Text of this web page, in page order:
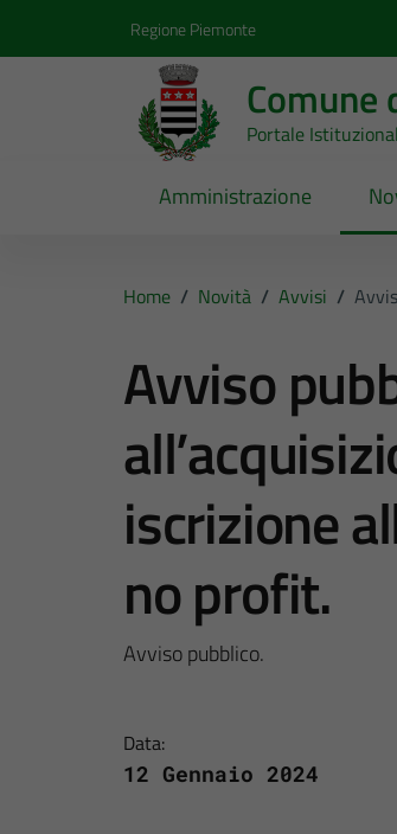
Regione Piemonte
Comune
Portale
Amministrazione
Home / Novità / Avvisi /
Avviso
iscrizione
no profit.
Avviso pubblico.
Data:
12 Gennaio 2024